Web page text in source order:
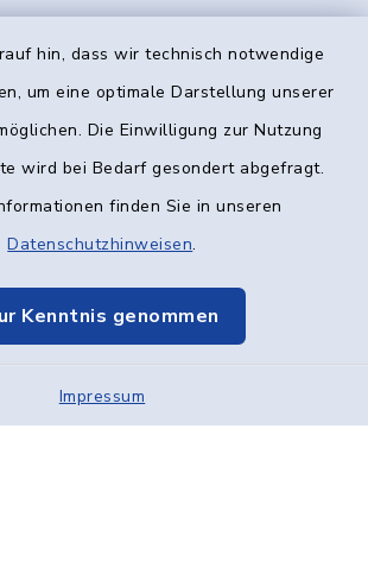
hin, dass wir technisch notwendige
um eine optimale Darstellung unserer
Die Einwilligung zur Nutzung
wird bei Bedarf gesondert abgefragt.
finden Sie in unseren
Datenschutzhinweisen.
Kenntnis genommen
Impressum
Kontakt
Datenschutz
Kommunikation
Sitemap